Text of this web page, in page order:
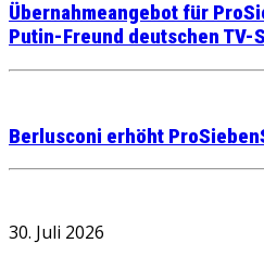
Übernahmeangebot für
Putin-Freund deutschen TV-
Berlusconi erhöht
30. Juli 2026